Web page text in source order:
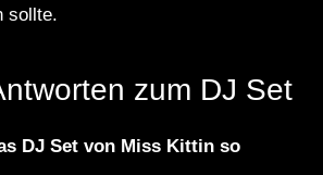
sollte.
zum DJ Set
DJ Set von Miss Kittin so